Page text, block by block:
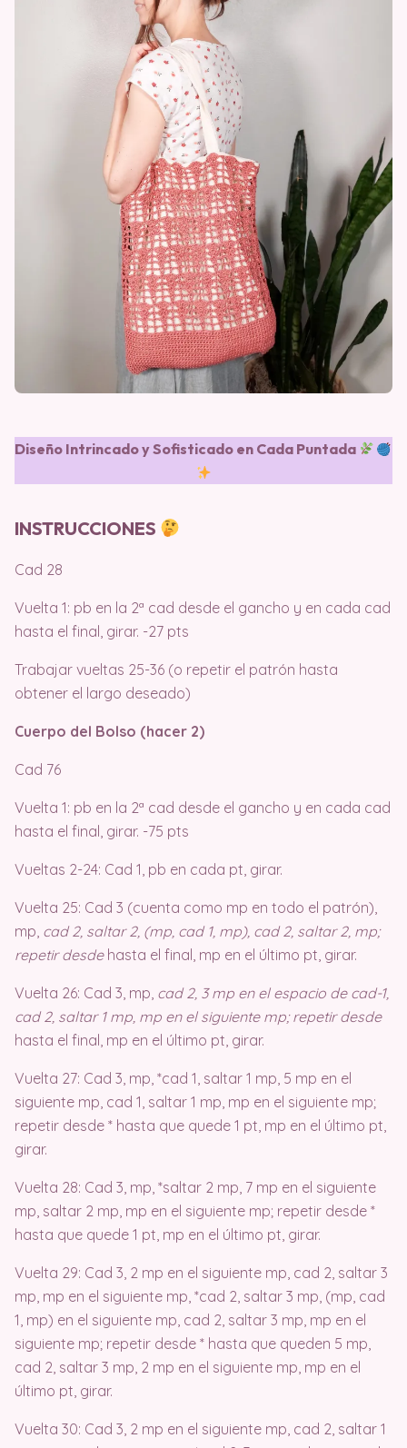
Diseño Intrincado y Sofisticado en Cada Puntada
INSTRUCCIONES
Cad 28
Vuelta 1: pb en la 2ª cad desde el gancho y en cada cad
hasta el final, girar. -27 pts
Trabajar vueltas 25-36 (o repetir el patrón hasta
obtener el largo deseado)
Cuerpo del Bolso (hacer 2)
Cad 76
Vuelta 1: pb en la 2ª cad desde el gancho y en cada cad
hasta el final, girar. -75 pts
Vueltas 2-24: Cad 1, pb en cada pt, girar.
Vuelta 25: Cad 3 (cuenta como mp en todo el patrón),
mp, cad 2, saltar 2, (mp, cad 1, mp), cad 2, saltar 2, mp;
repetir desdehasta el final, mp en el último pt, girar.
Vuelta 26: Cad 3, mp, cad 2, 3 mp en el espacio de cad-1,
cad 2, saltar 1 mp, mp en el siguiente mp; repetir desde
hasta el final, mp en el último pt, girar.
Vuelta 27: Cad 3, mp, *cad 1, saltar 1 mp, 5 mp en el
siguiente mp, cad 1, saltar 1 mp, mp en el siguiente mp;
repetir desde * hasta que quede 1 pt, mp en el último pt,
girar.
Vuelta 28: Cad 3, mp, *saltar 2 mp, 7 mp en el siguiente
mp, saltar 2 mp, mp en el siguiente mp; repetir desde *
hasta que quede 1 pt, mp en el último pt, girar.
Vuelta 29: Cad 3, 2 mp en el siguiente mp, cad 2, saltar 3
mp, mp en el siguiente mp, *cad 2, saltar 3 mp, (mp, cad
1, mp) en el siguiente mp, cad 2, saltar 3 mp, mp en el
siguiente mp; repetir desde * hasta que queden 5 mp,
cad 2, saltar 3 mp, 2 mp en el siguiente mp, mp en el
último pt, girar.
Vuelta 30: Cad 3, 2 mp en el siguiente mp, cad 2, saltar 1